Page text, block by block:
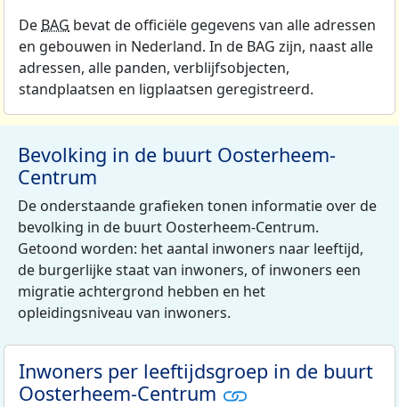
De BAG bevat de officiële gegevens van alle adressen
en gebouwen in Nederland. In de BAG zijn, naast alle
adressen, alle panden, verblijfsobjecten,
standplaatsen en ligplaatsen geregistreerd.
Bevolking in de buurt Oosterheem-
Centrum
De onderstaande grafieken tonen informatie over de
bevolking in de buurt Oosterheem-Centrum.
Getoond worden: het aantal inwoners naar leeftijd,
de burgerlijke staat van inwoners, of inwoners een
migratie achtergrond hebben en het
opleidingsniveau van inwoners.
Inwoners per leeftijdsgroep in de buurt
Oosterheem-Centrum